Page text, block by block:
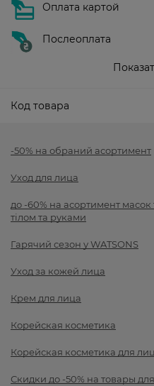
Оплата картой
Послеоплата
Код товара
-50% на обраний асортимент
Уход для лица
до -60% на асортимент масок
тілом та руками
Гарячий сезон у WATSONS
Уход за кожей лица
Крем для лица
Корейская косметика
Корейская косметика для
Скидки до -50% на товары